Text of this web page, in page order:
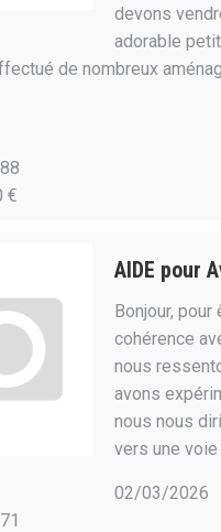
devons
adorable
de nombreux
€
AIDE pour
Bonjour, pour
cohérence
nous
avons
nous nous
vers une voie
02/03/2026